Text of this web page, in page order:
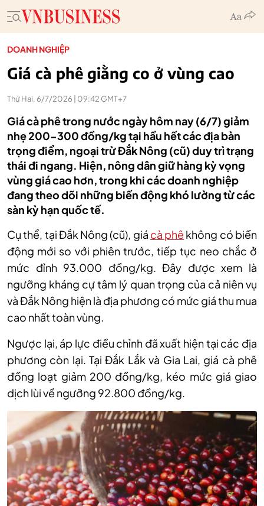
DOANH NGHIỆP
Giá cà phê giằng co ở vùng cao
Thứ Hai, 6/7/2026 | 09:42 GMT+7
Giá cà phê trong nước ngày hôm nay (6/7) giảm
nhẹ 200-300 đồng/kg tại hầu hết các địa bàn
trọng điểm, ngoại trừ Đắk Nông (cũ) duy trì trạng
thái đi ngang. Hiện, nông dân giữ hàng kỳ vọng
vùng giá cao hơn, trong khi các doanh nghiệp
đang theo dõi những biến động khó lường từ các
sàn kỳ hạn quốc tế.
Cụ thể, tại Đắk Nông(cũ), giá cà phê không có biến
động mới so với phiên trước, tiếp tục neo chắc ở
mức đỉnh 93.000 đồng/kg. Đây được xem là
ngưỡng kháng cự tâm lý quan trọng của cả niên vụ
và Đắk Nông hiện là địa phương có mức giá thu mua
cao nhất toàn vùng.
Ngược lại, áp lực điều chỉnh đã xuất hiện tại các địa
phương còn lại. Tại Đắk Lắk và Gia Lai, giá cà phê
đồng loạt giảm 200 đồng/kg, kéo mức giá giao
dịch lùi về ngưỡng 92.800 đồng/kg.